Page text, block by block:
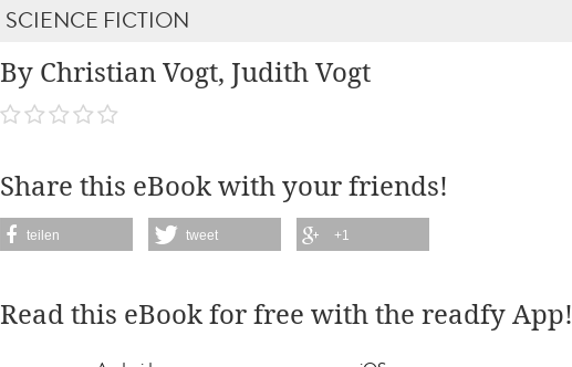
SCIENCE FICTION
By Christian Vogt, Judith Vogt
Share this eBook with your friends!
teilen tweet +1
Read this eBook for free with the readfy App!